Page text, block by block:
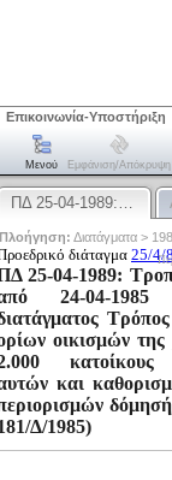
Επικοινωνία-Υποστήριξη
Μενού Εμφάνιση/απόκρυψη
ΠΔ 25-04-1989:…